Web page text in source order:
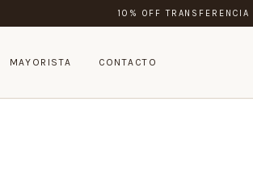
10% OFF TRANSFERENCIA
MAYORISTA CONTACTO